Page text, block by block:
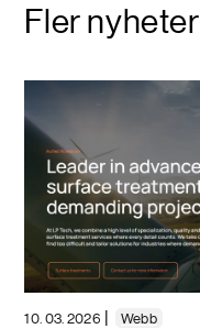
Fler nyheter
10. 03. 2026 | Webb